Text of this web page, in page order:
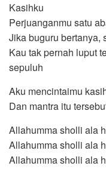
Kasihku
Perjuanganmu satu
Jika buguru bertanya,
Kau tak pernah luput
sepuluh
Aku mencintaimu
Dan mantra itu
Allahumma sholli ala
Allahumma sholli ala
Allahumma sholli ala